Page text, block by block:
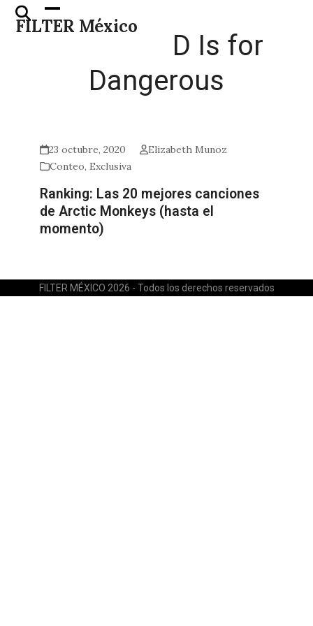
Skip
FILTER México
Open
mobile
Close
mobile
D Is for
Dangerous
23 octubre, 2020
Elizabeth Munoz
Conteo,Exclusiva
Ranking: Las 20 mejores canciones
de Arctic Monkeys (hasta el
momento)
FILTER MÉXICO 2026 - Todos los derechos reservados